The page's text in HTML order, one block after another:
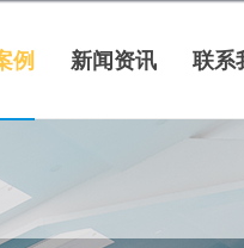
例 新闻资讯 联系